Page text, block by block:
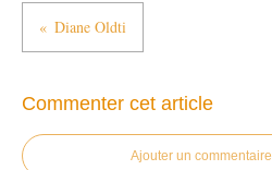
Diane Oldti
Commenter cet article
Ajouter un commentaire